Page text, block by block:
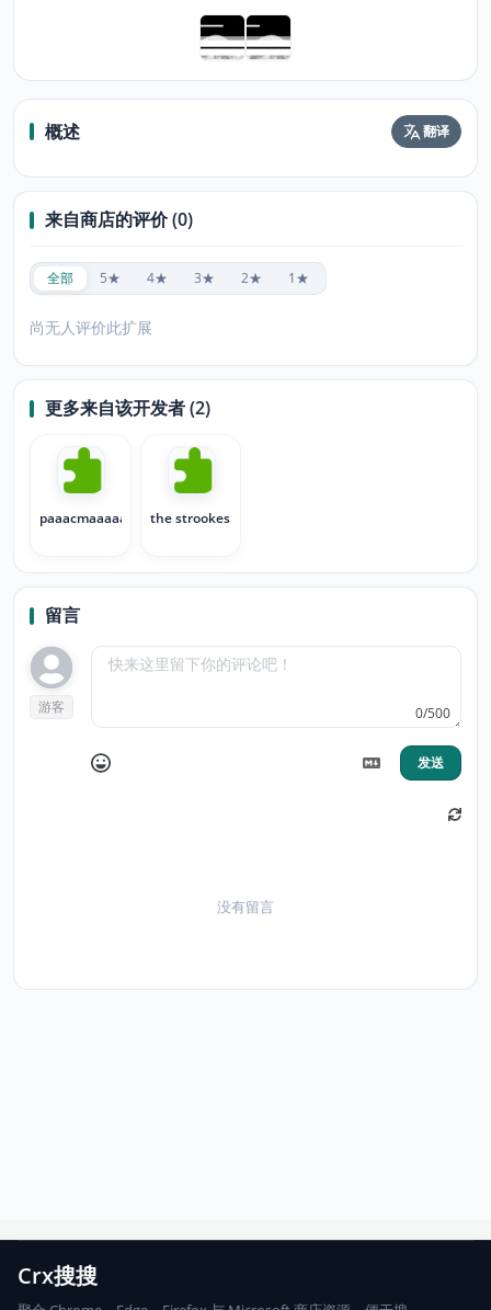
概述 翻译
来自商店的评价 (0)
全部 5★ 4★ 3★ 2★ 1★
尚无人评价此扩展
更多来自该开发者 (2)
paaacmaaaaan the strookes
留言
游客 0/500
发送
没有留言
Crx搜搜